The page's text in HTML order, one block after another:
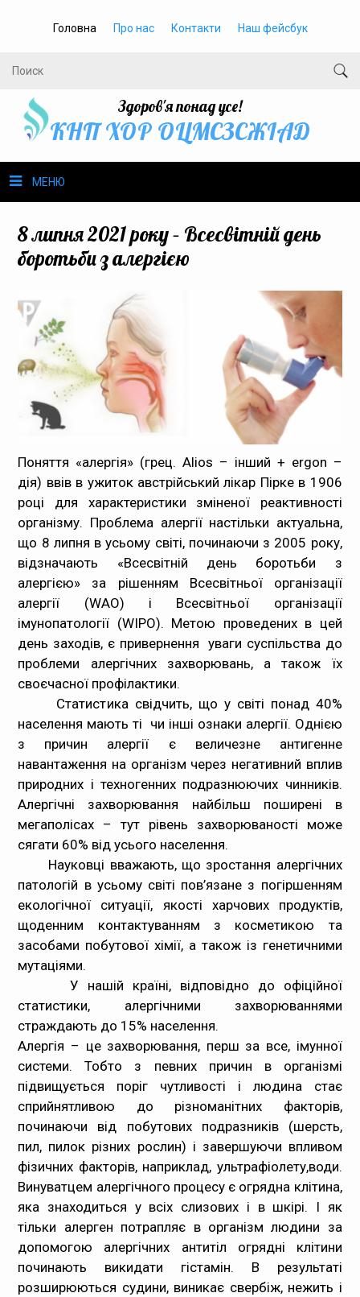
Головна Про нас Контакти Наш фейсбук
Здоров'я понад усе!
КНП ХОР ОЦМСЗСЖIАД
МЕНЮ
Громадське здоров’я
Безбар’єрність
Громадянам
Медпрацівникам
Статистика
Документи
Контакти
Карта сайта
8 липня 2021 року – Всесвітній день
боротьби з алергією
Поняття «алергія» (грец. Alios – інший + ergon –
дія) ввів в ужиток австрійський лікар Пірке в 1906
році для характеристики зміненої реактивності
організму. Проблема алергії настільки актуальна,
що 8 липня в усьому світі, починаючи з 2005 року,
відзначають «Всесвітній день боротьби з
алергією» за рішенням Всесвітньої організації
алергії (WAO) і Всесвітньої організації
імунопатології (WIPO). Метою проведених в цей
день заходів, є привернення уваги суспільства до
проблеми алергічних захворювань, а також їх
своєчасної профілактики.
Статистика свідчить, що у світі понад 40%
населення мають ті чи інші ознаки алергії. Однією
з причин алергії є величезне антигенне
навантаження на організм через негативний вплив
природних і техногенних подразнюючих чинників.
Алергічні захворювання найбільш поширені в
мегаполісах – тут рівень захворюваності може
сягати 60% від усього населення.
Науковці вважають, що зростання алергічних
патологій в усьому світі пов’язане з погіршенням
екологічної ситуації, якості харчових продуктів,
щоденним контактуванням з косметикою та
засобами побутової хімії, а також із генетичними
мутаціями.
У нашій країні, відповідно до офіційної
статистики, алергічними захворюваннями
страждають до 15% населення.
Алергія – це захворювання, перш за все, імунної
системи. Тобто з певних причин в організмі
підвищується поріг чутливості і людина стає
сприйнятливою до різноманітних факторів,
починаючи від побутових подразників (шерсть,
пил, пилок різних рослин) і завершуючи впливом
фізичних факторів, наприклад, ультрафіолету,води.
Винуватцем алергічного процесу є огрядна клітина,
яка знаходиться у всіх слизових і в шкірі. І як
тільки алерген потрапляє в організм людини за
допомогою алергічних антитіл огрядні клітини
починають викидати гістамін. В результаті
розширюються судини, виникає свербіж, нежить і